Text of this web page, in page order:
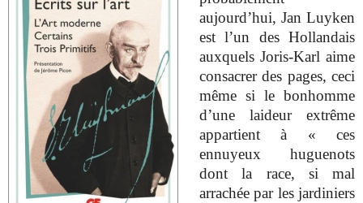
aujourd’hui, Jan Luyken
est l’un des Hollandais
auxquels Joris-Karl aime
consacrer des pages, ceci
même si le bonhomme
d’une laideur extrême
appartient à « ces
ennuyeux huguenots
dont la race, si mal
arrachée par les jardiniers